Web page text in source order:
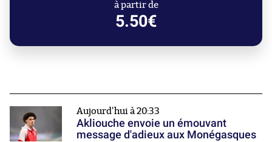
à partir de
5.50€
Aujourd'hui à 20:33
Akliouche envoie un émouvant
message d'adieux aux Monégasques